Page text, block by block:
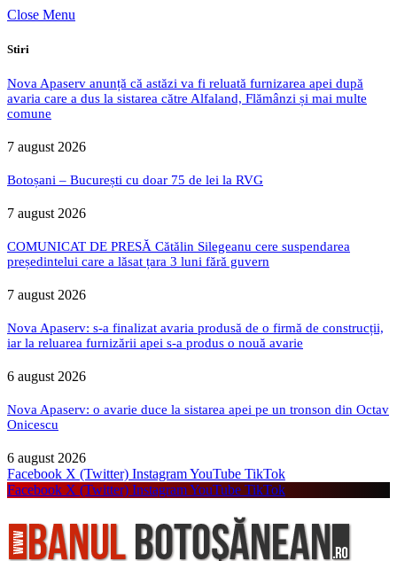
Close Menu
Stiri
Nova Apaserv anunță că astăzi va fi reluată furnizarea apei după
avaria care a dus la sistarea către Alfaland, Flămânzi și mai multe
comune
7 august 2026
Botoșani – București cu doar 75 de lei la RVG
7 august 2026
COMUNICAT DE PRESĂ Cătălin Silegeanu cere suspendarea
președintelui care a lăsat țara 3 luni fără guvern
7 august 2026
Nova Apaserv: s-a finalizat avaria produsă de o firmă de construcții,
iar la reluarea furnizării apei s-a produs o nouă avarie
6 august 2026
Nova Apaserv: o avarie duce la sistarea apei pe un tronson din Octav
Onicescu
6 august 2026
Facebook X (Twitter) InstagramYouTube TikTok
Facebook X (Twitter) InstagramYouTube TikTok